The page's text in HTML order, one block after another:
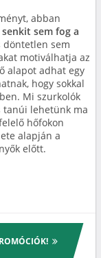
abban
sem fog a
döntetlen sem
motiválhatja az
alapot adhat egy
hogy sokkal
Mi szurkolók
tanúi lehetünk ma
hőfokon
alapján a
előtt.